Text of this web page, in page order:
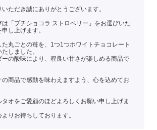
ただき誠にありがとうございます。
は「プチショコラ ストロベリー」をお選びいた
し上げます。
た丸ごとの苺を、1つ1つホワイトチョコレート
しました。
ーの酸味により、程良い甘さが楽しめる商品で
の商品で感動を味わえますよう、心を込めてお
オをご愛顧のほどよろしくお願い申し上げま
りお待ちしております。